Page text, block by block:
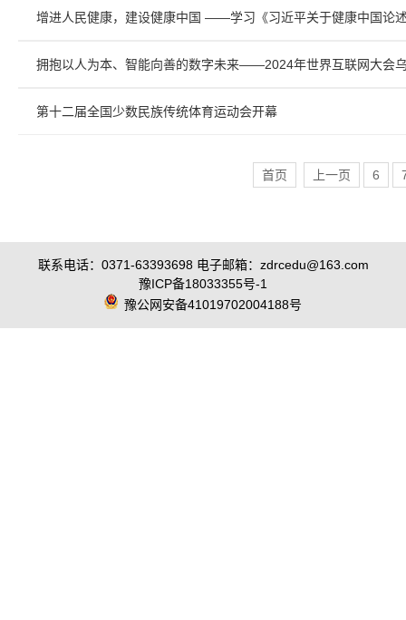
增进人民健康，建设健康中国 ——学习《习近平关于健康中国论
拥抱以人为本、智能向善的数字未来——2024年世界互联网大会
第十二届全国少数民族传统体育运动会开幕
首页 上一页 6
联系电话：0371-63393698 电子邮箱：zdrcedu@163.com
豫ICP备18033355号-1
豫公网安备41019702004188号